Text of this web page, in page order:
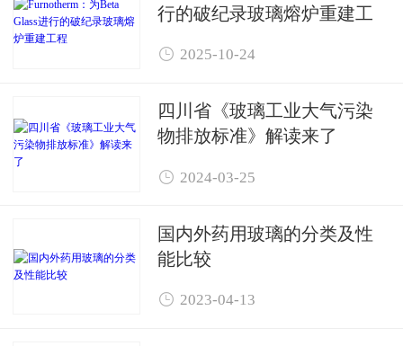
行的破纪录玻璃熔炉重建工
 2025-10-24
四川省《玻璃工业大气污染
物排放标准》解读来了
 2024-03-25
国内外药用玻璃的分类及性
能比较
 2023-04-13